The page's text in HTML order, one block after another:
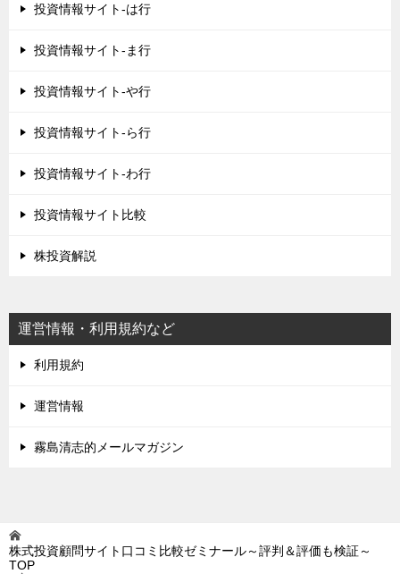
投資情報サイト-は行
投資情報サイト-ま行
投資情報サイト-や行
投資情報サイト-ら行
投資情報サイト-わ行
投資情報サイト比較
株投資解説
運営情報・利用規約など
利用規約
運営情報
霧島清志的メールマガジン
株式投資顧問サイト口コミ比較ゼミナール～評判＆評価も検証～
TOP